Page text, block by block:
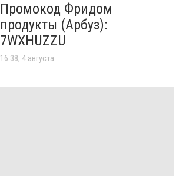
Промокод Фридом
продукты (Арбуз):
7WXHUZZU
16:38, 4 августа